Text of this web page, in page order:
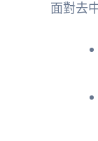
面對去